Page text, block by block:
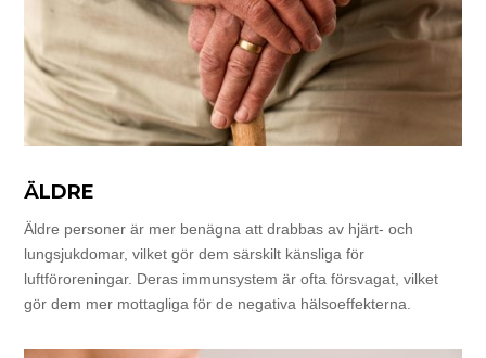
ÄLDRE
Äldre personer är mer benägna att drabbas av hjärt- och
lungsjukdomar, vilket gör dem särskilt känsliga för
luftföroreningar. Deras immunsystem är ofta försvagat, vilket
gör dem mer mottagliga för de negativa hälsoeffekterna.